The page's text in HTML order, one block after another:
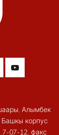
Алымбек
корпус
07-12, факс